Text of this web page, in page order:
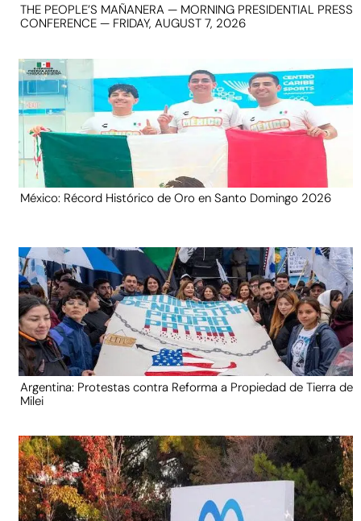
THE PEOPLE’S MAÑANERA — MORNING PRESIDENTIAL PRESS
CONFERENCE — FRIDAY, AUGUST 7, 2026
México: Récord Histórico de Oro en Santo Domingo 2026
Argentina: Protestas contra Reforma a Propiedad de Tierra de
Milei